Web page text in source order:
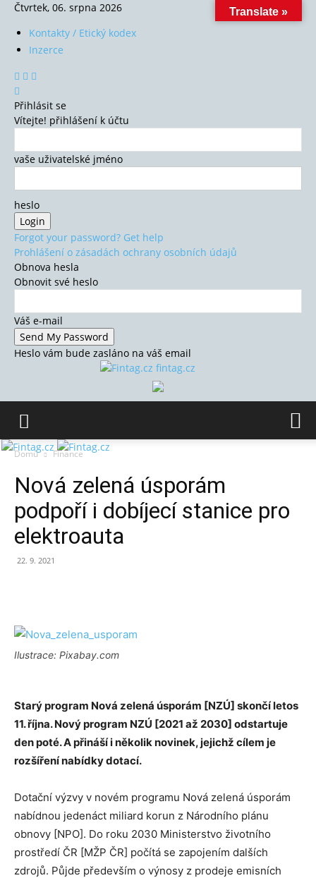
Čtvrtek, 06. srpna 2026
Kontakty / Etický kodex
Inzerce
Přihlásit se
Vítejte! přihlášení k účtu
vaše uživatelské jméno
heslo
Forgot your password? Get help
Prohlášení o zásadách ochrany osobních údajů
Obnova hesla
Obnovit své heslo
Váš e-mail
Heslo vám bude zasláno na váš email
fintag.cz
Domů Finance
Nová zelená úsporám
podpoří i dobíjecí stanice pro
elektroauta
22. 9. 2021
Ilustrace: Pixabay.com
Starý program Nová zelená úsporám [NZÚ] skončí letos
11. října. Nový program NZÚ [2021 až 2030] odstartuje
den poté. A přináší i několik novinek, jejichž cílem je
rozšíření nabídky dotací.
Dotační výzvy v novém programu Nová zelená úsporám
nabídnou jedenáct miliard korun z Národního plánu
obnovy [NPO]. Do roku 2030 Ministerstvo životního
prostředí ČR [MŽP ČR] počítá se zapojením dalších
zdrojů. Půjde především o výnosy z prodeje emisních
Translate »